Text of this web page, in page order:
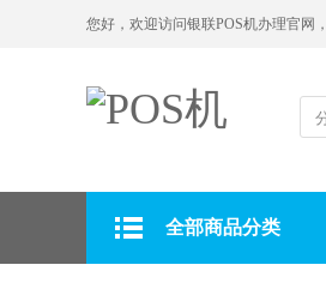
您好，欢迎访问银联POS机办理官网
全部商品分类